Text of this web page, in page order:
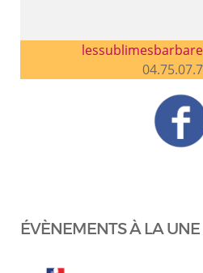
ÉVÈNEMENTS À LA UNE